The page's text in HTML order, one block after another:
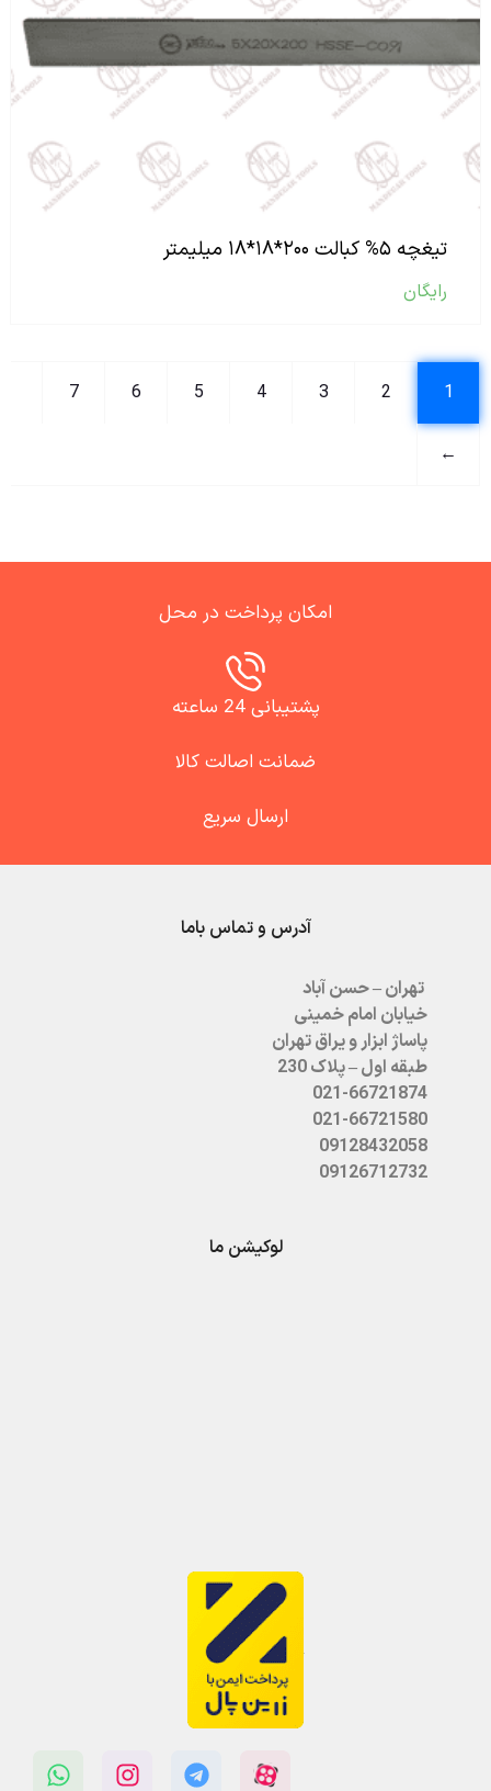
تیغچه ۵% کبالت ۲۰۰*۱۸*۱۸ میلیمتر
رایگان
1
2
3
4
5
6
7
←
امکان پرداخت در محل
پشتیبانی 24 ساعته
ضمانت اصالت کالا
ارسال سریع
آدرس و تماس باما
تهران – حسن آباد
خیابان امام خمینی
پاساژ ابزار و یراق تهران
طبقه اول – پلاک 230
021-66721874
021-66721580
09128432058
09126712732
لوکیشن ما